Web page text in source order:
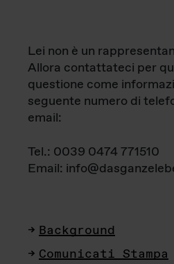
Lei non è un
Allora contattateci per
questione come
seguente numero di
email:
Tel.: 0039 0474 771510
Email:
Background
Comunicati Stampa